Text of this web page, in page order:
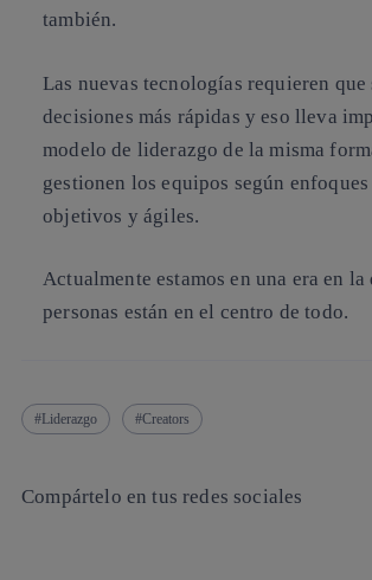
también.
Las nuevas tecnologías requieren que
decisiones más rápidas y eso lleva
modelo de liderazgo de la misma
gestionen los equipos según enfoques
objetivos y ágiles.
Actualmente estamos en una era en la
personas están en el centro de todo.
Liderazgo Creators
Compártelo en tus redes sociales